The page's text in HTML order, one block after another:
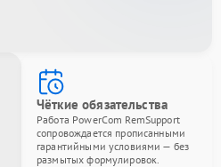
Чёткие обязательства
Работа PowerCom RemSupport
сопровождается прописанными
гарантийными условиями — без
размытых формулировок.